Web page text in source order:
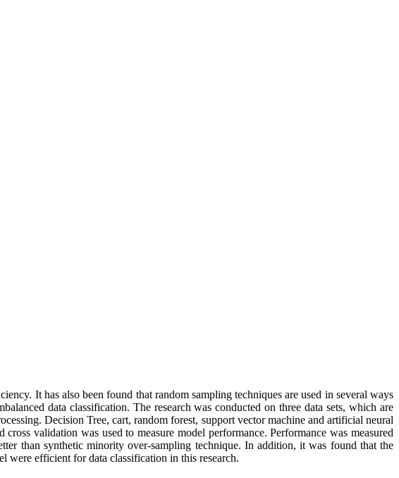
It has also been found that random sampling techniques are used in several ways
data classification. The research was conducted on three data sets, which are
Decision Tree, cart, random forest, support vector machine and artificial neural
validation was used to measure model performance. Performance was measured
than synthetic minority over-sampling technique. In addition, it was found that the
were efficient for data classification in this research.